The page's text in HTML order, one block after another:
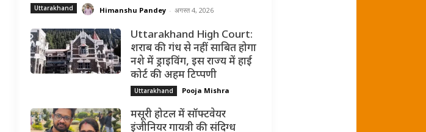
Uttarakhand Himanshu Pandey - अगस्त 4, 2026
Uttarakhand High Court:
शराब की गंध से नहीं साबित होगा
नशे में ड्राइविंग, इस राज्य में हाई
कोर्ट की अहम टिप्पणी
Uttarakhand Pooja Mishra
मसूरी होटल में सॉफ्टवेयर
इंजीनियर गायत्री की संदिग्ध